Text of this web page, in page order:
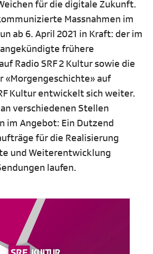
für die digitale Zukunft.
Massnahmen im
ab 6. April 2021 in Kraft: der im
frühere
Radio SRF 2 Kultur sowie die
«Morgengeschichte» auf
Kultur entwickelt sich weiter.
verschiedenen Stellen
im Angebot: Ein Dutzend
für die Realisierung
und Weiterentwicklung
laufen.